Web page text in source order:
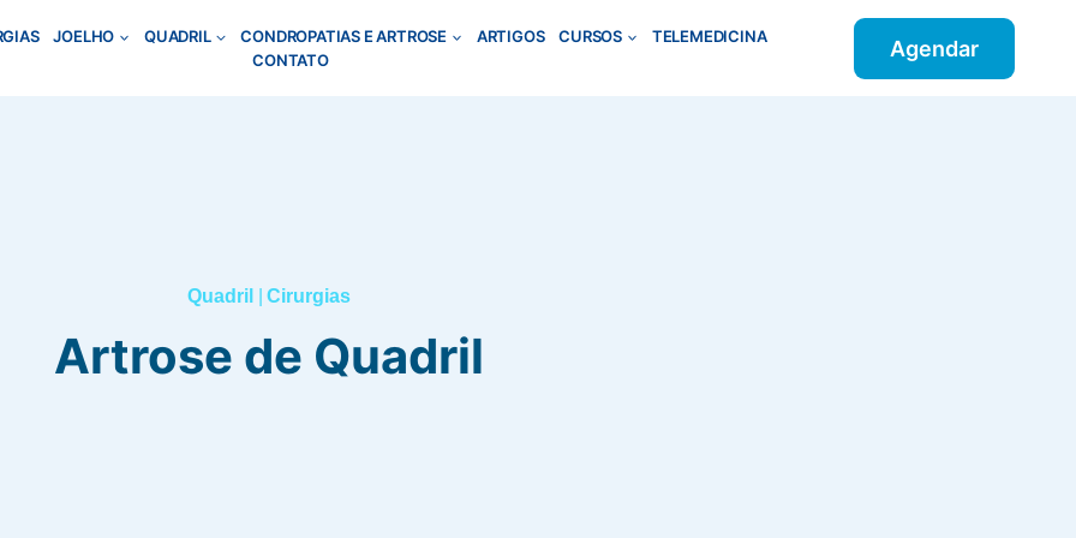
JOELHO QUADRIL CONDROPATIAS E ARTROSE ARTIGOS CURSOS
TELEMEDICINA
CONTATO
Agendar
Quadril |Cirurgias
Artrose de Quadril